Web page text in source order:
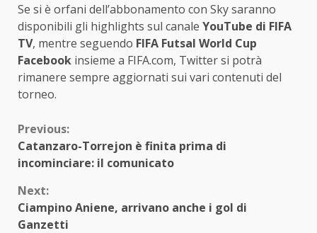
Se si è orfani dell’abbonamento con Sky saranno
disponibili gli highlights sul canale YouTube di FIFA
TV, mentre seguendo FIFA Futsal World Cup
Facebook insieme a FIFA.com, Twitter si potrà
rimanere sempre aggiornati sui vari contenuti del
torneo.
Continue
Reading
Previous:
Catanzaro-Torrejon è finita prima di
incominciare: il comunicato
Next:
Ciampino Aniene, arrivano anche i gol di
Ganzetti